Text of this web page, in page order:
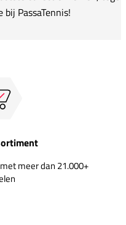
PassaTennis!
meer dan 21.000+